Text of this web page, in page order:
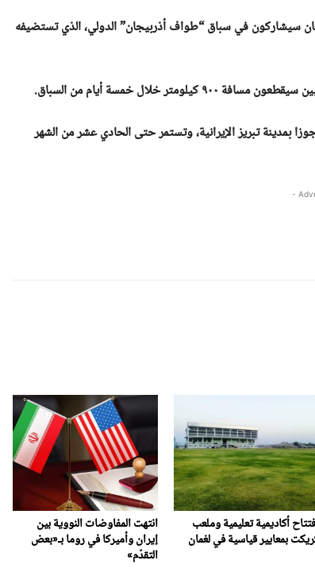
سيشاركون في سباق “طواف أذربيجان” الدولي، الذي تستضيفه
خلال خمسة أيام من السباق.
تبريز الإيرانية، وتستمر حتى الحادي عشر من الشهر
أكاديمية تعليمية وملعب
بمعايير قياسية في لغمان
انتهت المفاوضات النووية بين
إيران وأميركا في روما بـ«بعض
التقدّم»